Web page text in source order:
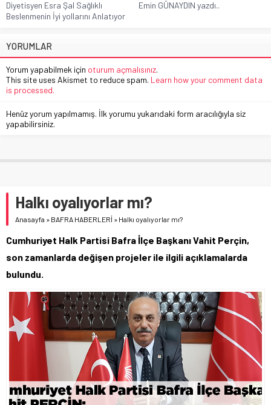
Diyetisyen Esra Şal Sağlıklı
Beslenmenin İyi yollarını Anlatıyor
Emin GÜNAYDIN yazdı..
YORUMLAR
Yorum yapabilmek için oturum açmalısınız.
This site uses Akismet to reduce spam. Learn how your comment data
is processed.
Henüz yorum yapılmamış. İlk yorumu yukarıdaki form aracılığıyla siz
yapabilirsiniz.
Halkı oyalıyorlar mı?
Anasayfa » BAFRA HABERLERİ » Halkı oyalıyorlar mı?
Cumhuriyet Halk Partisi Bafra İlçe Başkanı Vahit Perçin,
son zamanlarda değişen projeler ile ilgili açıklamalarda
bulundu.